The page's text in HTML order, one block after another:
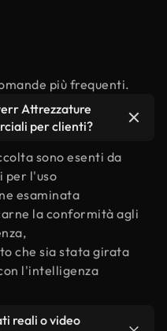
più frequenti.
Attrezzature
per clienti?
sono esenti da
per l'uso
esaminata
la conformità agli
che sia stata girata
l'intelligenza
reali o video